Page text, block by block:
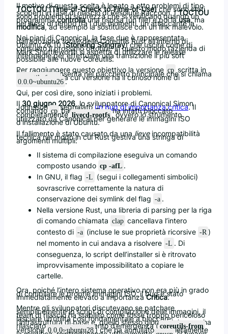
Il motivo di questa scelta è legato a otto problemi di tipo
TOCTOU (Time-of-Check to Time-of-Use)che sono stati
scoperti in fase di rilascio di Resolute Raccoon. ITOCTOU
sono problemi di sicurezza che si verificano quando un
programmacontrollauna risorsa (un file) e poi lausa, ma
nel lasso di tempo tra i due momenti, un attaccante la
modifica, ad esempio la sostituisce con un link malevolo.
Nei piani di Canonical, la fase due è rappresentata
dall’adozionetotaledelle Coreutils Rust all’interno di
Ubuntu 26.10 (Stonking Stingray) che uscirà come di
consueto il prossimo ottobre: in questo modo l’azienda di
Mark Shuttleworth si aspetta di utilizzare le release
intermedie per effettuare una transizione il più soft
possibile alle nuove Coreutils.
Per raggiungere questo obiettivo la versione cp scritta in
Rust è stata inserita nel pacchetto principale che si chiama
coreutils-fromla cui versione ha il curioso nome di
0.0.0~ubuntu26.
Qui, per così dire, sono iniziati i problemi.
Il30 giugno 2026, lo sviluppatore di Canonical Simon
Johnsson ha segnalatoun bug di importanza critica. Il
comando cp basato su Rust ha infatti bloccato
completamentelivecd-rootfs , ovvero lo strumento
utilizzato da Canonical per generare le immagini ISO
d’installazione di Ubuntu.
Il fallimento è stato causato da una lieveincompatibilità
tecnica nel modo in cui Rust gestiva una stringa di
argomenti multipli:
Il sistema di compilazione eseguiva un comando
composto usando cp -afL .
In GNU, il flag -L (segui i collegamenti simbolici)
sovrascrive correttamente la natura di
conservazione dei symlink del flag -a .
Nella versione Rust, una libreria di parsing per la riga
di comando chiamata clap cancellava l’intero
contesto di -a (incluse le sue proprietà ricorsive -R )
nel momento in cui andava a risolvere -L . Di
conseguenza, lo script dell’installer si è ritrovato
improvvisamente impossibilitato a copiare le
cartelle.
Ora, poiché l’intero sistema operativo non era più in grado
di compilare le proprie immagini ISO, il bug è stato
immediatamente elevato a importanzaCritica.
Mentre gli sviluppatori discutevano se patchare
semplicemente lo script di compilazione delle immagini, il
team di rilascio ha stabilito come fosse troppo pericoloso
lasciare un’utilità così fondamentale a bloccare
l’infrastruttura di base e, quello stesso giorno, Johnsson ha
rilasciato un aggiornamento d’emergenza (coreutils-from
versione 0.0.0~ubuntu28) che ha annullato completamente